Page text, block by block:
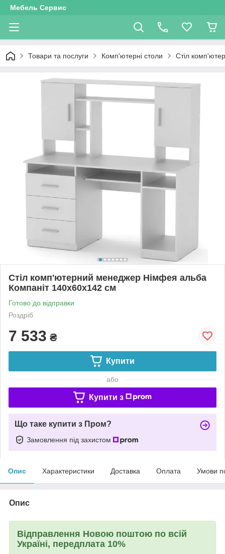
Мебель Сервис
Товари та послуги Комп'ютерні столи Стіл
Стіл комп'ютерний менеджер Німфея альба
Компаніт 140х60х142 см
Готово до відправки
Роздріб
7 533 ₴
Купити
або
Купити з
Що таке купити з Пром?
Замовлення під захистом
Опис Характеристики Доставка Оплата Умови
Опис
Відправлення Новою поштою по всій
Україні, передплата 10%